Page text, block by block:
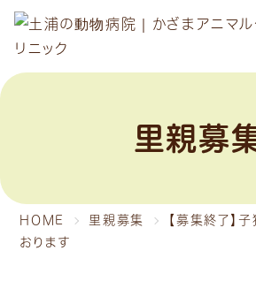
里親募
HOME 里親募集
【募集終了】
おります